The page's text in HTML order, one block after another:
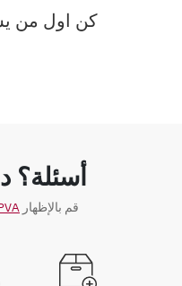
كن اول من
أسئلة؟
قم بالإظهار